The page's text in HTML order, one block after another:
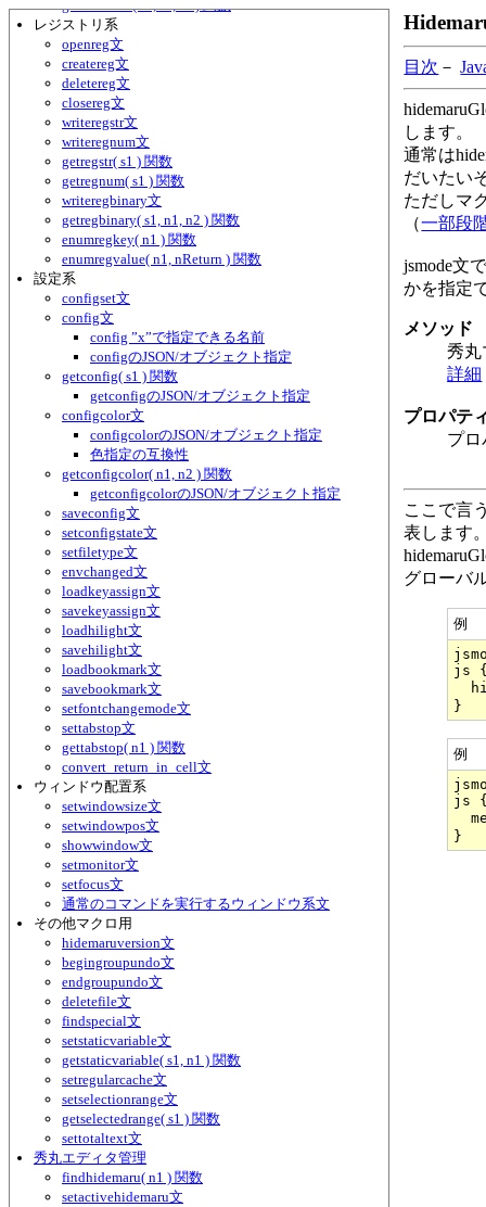
getininumw( s1, s2, s3 ) 関数
レジストリ系
openreg文
createreg文
deletereg文
closereg文
writeregstr文
writeregnum文
getregstr( s1 ) 関数
getregnum( s1 ) 関数
writeregbinary文
getregbinary( s1, n1, n2 ) 関数
enumregkey( n1 ) 関数
enumregvalue( n1, nReturn ) 関数
設定系
configset文
config文
config ”x”で指定できる名前
configのJSON/オブジェクト指定
getconfig( s1 ) 関数
getconfigのJSON/オブジェクト指定
configcolor文
configcolorのJSON/オブジェクト指定
色指定の互換性
getconfigcolor( n1, n2 ) 関数
getconfigcolorのJSON/オブジェクト指定
saveconfig文
setconfigstate文
setfiletype文
envchanged文
loadkeyassign文
savekeyassign文
loadhilight文
savehilight文
loadbookmark文
savebookmark文
setfontchangemode文
settabstop文
gettabstop( n1 ) 関数
convert_return_in_cell文
ウィンドウ配置系
setwindowsize文
setwindowpos文
showwindow文
setmonitor文
setfocus文
通常のコマンドを実行するウィンドウ系文
その他マクロ用
hidemaruversion文
begingroupundo文
endgroupundo文
deletefile文
findspecial文
setstaticvariable文
getstaticvariable( s1, n1 ) 関数
setregularcache文
setselectionrange文
getselectedrange( s1 ) 関数
settotaltext文
秀丸エディタ管理
findhidemaru( n1 ) 関数
setactivehidemaru文
目次 －
します。
通常は
だいたい
ただしマ
（一部段
jsmode文
かを指定
メソッド
秀丸
詳細
プロパテ
プ
ここで言
表します
グローバ
例
js
例
js